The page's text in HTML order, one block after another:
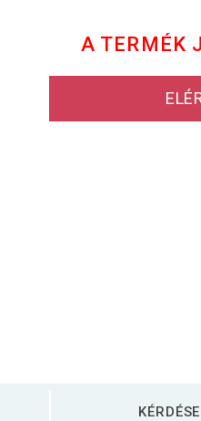
A TERMÉK